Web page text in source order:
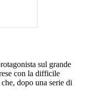
sul grande
con la difficile
dopo una serie di